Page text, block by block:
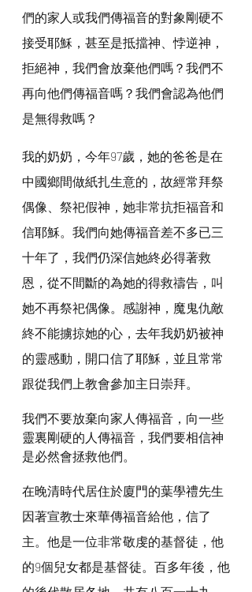
們的家人或我們傳福音的對象剛硬不
接受耶穌，甚至是抵擋神、悖逆神，
拒絕神，我們會放棄他們嗎？我們不
再向他們傳福音嗎？我們會認為他們
是無得救嗎？
我的奶奶，今年97歲，她的爸爸是在
中國鄉間做紙扎生意的，故經常拜祭
偶像、祭祀假神，她非常抗拒福音和
信耶穌。我們向她傳福音差不多已三
十年了，我們仍深信她終必得著救
恩，從不間斷的為她的得救禱告，叫
她不再祭祀偶像。感謝神，魔鬼仇敵
終不能擄掠她的心，去年我奶奶被神
的靈感動，開口信了耶穌，並且常常
跟從我們上教會參加主日崇拜。
我們不要放棄向家人傳福音，向一些
靈裏剛硬的人傳福音，我們要相信神
是必然會拯救他們。
在晚清時代居住於廈門的葉學禮先生
因著宣教士來華傳福音給他，信了
主。他是一位非常敬虔的基督徒，他
的9個兒女都是基督徒。百多年後，他